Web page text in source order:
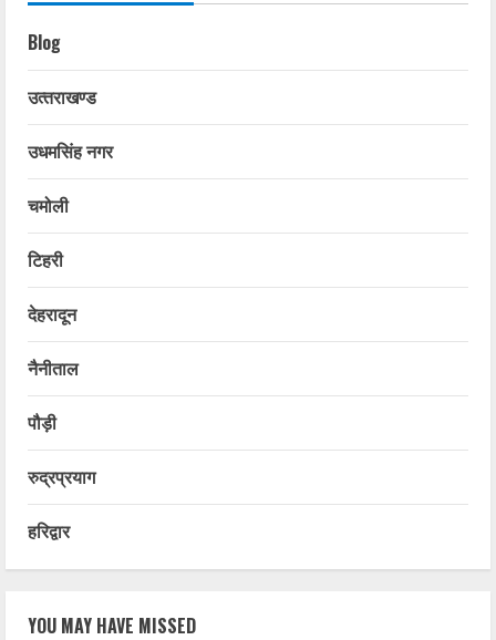
Blog
उत्‍तराखण्‍ड
उधमसिंह नगर
चमोली
टिहरी
देहरादून
नैनीताल
पौड़ी
रुद्रप्रयाग
हरिद्वार
YOU MAY HAVE MISSED